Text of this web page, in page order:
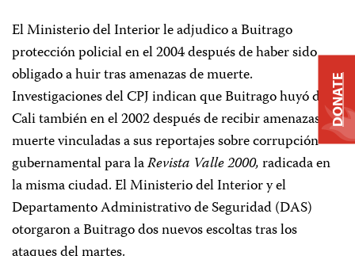
El Ministerio del Interior le adjudico a Buitrago
protección policial en el 2004 después de haber sido
obligado a huir tras amenazas de muerte.
Investigaciones del CPJ indican que Buitrago huyó de
Cali también en el 2002 después de recibir amenazas de
muerte vinculadas a sus reportajes sobre corrupción
gubernamental para laRevista Valle 2000,radicada en
la misma ciudad. El Ministerio del Interior y el
Departamento Administrativo de Seguridad (DAS)
otorgaron a Buitrago dos nuevos escoltas tras los
DONATE